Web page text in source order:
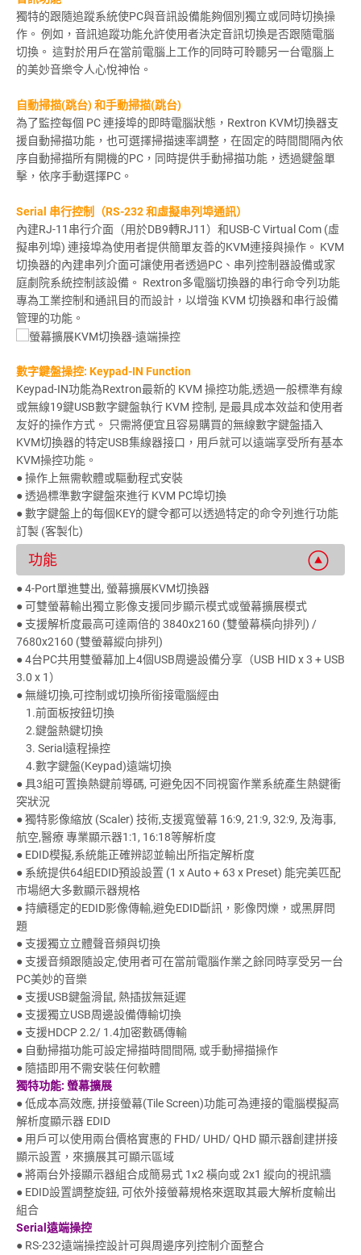
獨特的跟隨追蹤系統使PC與音訊設備能夠個別獨立或同時切換操
作。 例如，音訊追蹤功能允許使用者決定音訊切換是否跟隨電腦
切換。 這對於用戶在當前電腦上工作的同時可聆聽另一台電腦上
的美妙音樂令人心悅神怡。
自動掃描(跳台) 和手動掃描(跳台)
為了監控每個 PC 連接埠的即時電腦狀態，Rextron KVM切換器支
援自動掃描功能，也可選擇掃描速率調整，在固定的時間間隔內依
序自動掃描所有開機的PC，同時提供手動掃描功能，透過鍵盤單
擊，依序手動選擇PC。
Serial 串行控制（RS-232 和虛擬串列埠通訊）
內建RJ-11串行介面（用於DB9轉RJ11）和USB-C Virtual Com (虛
擬串列埠) 連接埠為使用者提供簡單友善的KVM連接與操作。 KVM
切換器的內建串列介面可讓使用者透過PC、串列控制器設備或家
庭劇院系統控制該設備。 Rextron多電腦切換器的串行命令列功能
專為工業控制和通訊目的而設計，以增強 KVM 切換器和串行設備
管理的功能。
數字鍵盤操控: Keypad-IN Function
Keypad-IN功能為Rextron最新的 KVM 操控功能,透過一般標準有線
或無線19鍵USB數字鍵盤執行 KVM 控制, 是最具成本效益和使用者
友好的操作方式。 只需將便宜且容易購買的無線數字鍵盤插入
KVM切換器的特定USB集線器接口，用戶就可以遠端享受所有基本
KVM操控功能。
● 操作上無需軟體或驅動程式安裝
● 透過標準數字鍵盤來進行 KVM PC埠切換
● 數字鍵盤上的每個KEY的鍵令都可以透過特定的命令列進行功能
訂製 (客製化)
功能
● 4-Port單進雙出, 螢幕擴展KVM切換器
● 可雙螢幕輸出獨立影像支援同步顯示模式或螢幕擴展模式
● 支援解析度最高可達兩倍的 3840x2160 (雙螢幕橫向排列) /
7680x2160 (雙螢幕縱向排列)
● 4台PC共用雙螢幕加上4個USB周邊設備分享（USB HID x 3 + USB
3.0 x 1）
● 無縫切換,可控制或切換所銜接電腦經由
1.前面板按鈕切換
2.鍵盤熱鍵切換
3. Serial遠程操控
4.數字鍵盤(Keypad)遠端切換
● 具3組可置換熱鍵前導碼, 可避免因不同視窗作業系統產生熱鍵衝
突狀況
● 獨特影像縮放 (Scaler) 技術,支援寬螢幕 16:9, 21:9, 32:9, 及海事,
航空,醫療 專業顯示器1:1, 16:18等解析度
● EDID模擬,系統能正確辨認並輸出所指定解析度
● 系統提供64組EDID預設設置 (1 x Auto + 63 x Preset) 能完美匹配
市場絕大多數顯示器規格
● 持續穩定的EDID影像傳輸,避免EDID斷訊，影像閃爍，或黑屏問
題
● 支援獨立立體聲音頻與切換
● 支援音頻跟隨設定,使用者可在當前電腦作業之餘同時享受另一台
PC美妙的音樂
● 支援USB鍵盤滑鼠, 熱插拔無延遲
● 支援獨立USB周邊設備傳輸切換
● 支援HDCP 2.2/ 1.4加密數碼傳輸
● 自動掃描功能可設定掃描時間間隔, 或手動掃描操作
● 隨插即用不需安裝任何軟體
獨特功能: 螢幕擴展
● 低成本高效應, 拼接螢幕(Tile Screen)功能可為連接的電腦模擬高
解析度顯示器 EDID
● 用戶可以使用兩台價格實惠的 FHD/ UHD/ QHD 顯示器創建拼接
顯示設置，來擴展其可顯示區域
● 將兩台外接顯示器組合成簡易式 1x2 橫向或 2x1 縱向的視訊牆
● EDID設置調整旋鈕, 可依外接螢幕規格來選取其最大解析度輸出
組合
Serial遠端操控
● RS-232遠端操控設計可與周邊序列控制介面整合